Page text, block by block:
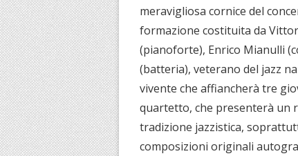
meravigliosa cornice del
formazione costituita da
(pianoforte), Enrico Mianulli
(batteria), veterano del jazz
vivente che affiancherà tre
quartetto, che presenterà un
tradizione jazzistica,
composizioni originali